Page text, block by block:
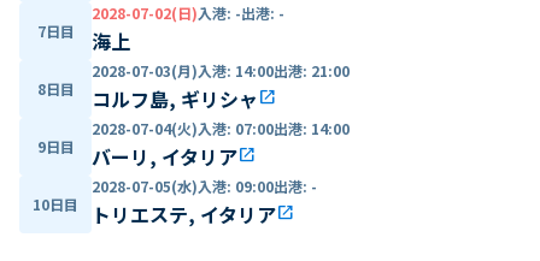
7日目
2028-07-02(日)入港: -出港: -
海上
8日目
2028-07-03(月)入港: 14:00出港: 21:00
コルフ島, ギリシャ open_in_new
9日目
2028-07-04(火)入港: 07:00出港: 14:00
バーリ, イタリアopen_in_new
10日目
2028-07-05(水)入港: 09:00出港: -
トリエステ, イタリアopen_in_new